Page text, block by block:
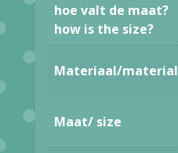
SHIRT
GOTS
25684
hoe valt de maat?
how is the size?
Materiaal/material
Maat/ size